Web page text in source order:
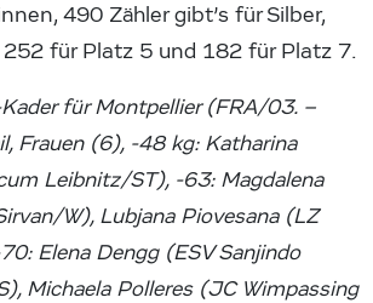
490 Zähler gibt’s für Silber,
für Platz 5 und 182 für Platz 7.
für Montpellier (FRA/03. –
Frauen (6), -48 kg: Katharina
Leibnitz/ST), -63: Magdalena
W), Lubjana Piovesana (LZ
Elena Dengg (ESV Sanjindo
Michaela Polleres (JC Wimpassing